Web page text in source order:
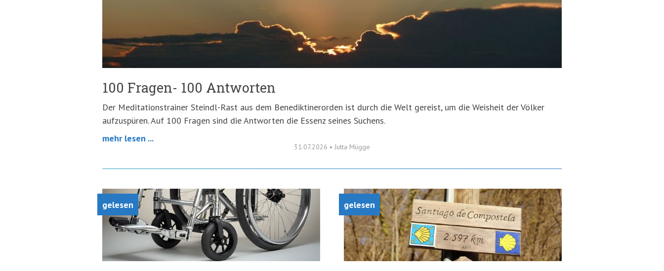
100 Fragen- 100 Antworten
Der Meditationstrainer Steindl-Rast aus dem Benediktinerorden ist durch die Welt gereist, um die Weisheit der Völker
aufzuspüren. Auf 100 Fragen sind die Antworten die Essenz seines Suchens.
mehr lesen ...
31.07.2026 • Jutta Mügge
gelesen gelesen